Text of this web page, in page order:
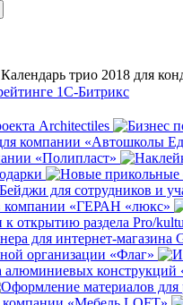
Календарь трио 2018 для